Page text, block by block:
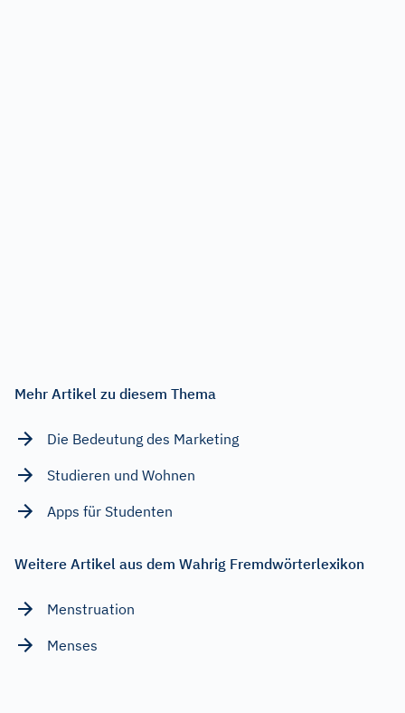
Mehr Artikel zu diesem Thema
Die Bedeutung des Marketing
Studieren und Wohnen
Apps für Studenten
Weitere Artikel aus dem Wahrig Fremdwörterlexikon
Menstruation
Menses